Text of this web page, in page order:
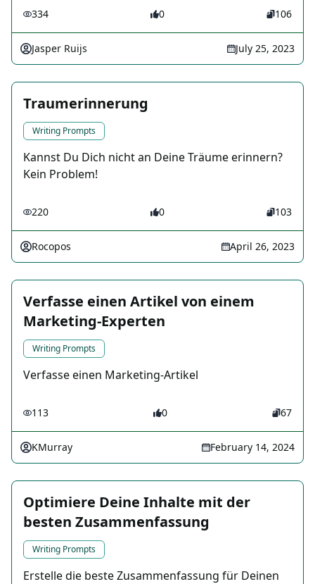
334 0 106
Jasper Ruijs July 25, 2023
Traumerinnerung
Writing Prompts
Kannst Du Dich nicht an Deine Träume erinnern?
Kein Problem!
220 0 103
Rocopos April 26, 2023
Verfasse einen Artikel von einem
Marketing-Experten
Writing Prompts
Verfasse einen Marketing-Artikel
113 0 67
KMurray February 14, 2024
Optimiere Deine Inhalte mit der
besten Zusammenfassung
Writing Prompts
Erstelle die beste Zusammenfassung für Deinen